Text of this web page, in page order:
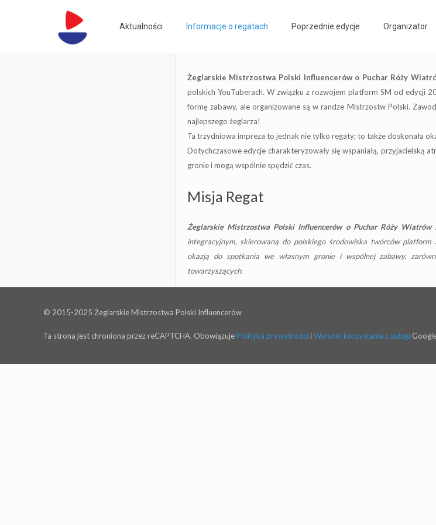
Aktualności Informacje o regatach Poprzednie edycje Organizator
Żeglarskie Mistrzostwa Polski Influencerów o Puchar Róży
polskich YouTuberach. W związku z rozwojem platform SM od edycji
formę zabawy, ale organizowane są w randze Mistrzostw Polski.
najlepszego żeglarza!
Ta trzydniowa impreza to jednak nie tylko regaty; to także doskonała
Dotychczasowe edycje charakteryzowały się wspaniałą, przyjacielską
gronie i mogą wspólnie spędzić czas.
Misja Regat
Żeglarskie Mistrzostwa Polski Influencerów o Puchar Róży Wiatrów
integracyjnym, skierowaną do polskiego środowiska twórców platform
okazją do spotkania we własnym gronie i wspólnej zabawy,
towarzyszących.
© 2015-2025 Żeglarskie Mistrzostwa Polski Influencerów
Ta strona jest chroniona przez reCAPTCHA. ObowiązujePolityka prywatności iWarunki korzystania z usługi